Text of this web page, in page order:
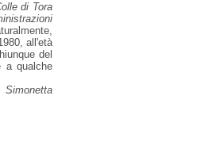
di Tora
all'età
del
a qualche
Simonetta